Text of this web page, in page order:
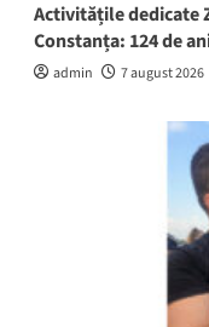
Activitățile dedicate
Constanța: 124 de
admin 7 august 2026